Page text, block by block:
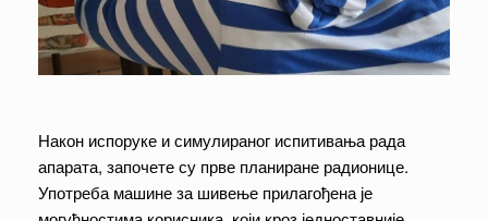
Након испоруке и симулираног испитивања рада
апарата, започете су прве планиране радионице.
Употреба машине за шивење прилагођена је